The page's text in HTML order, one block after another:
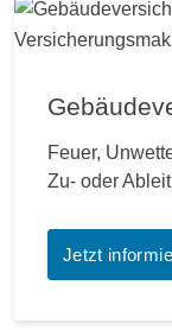
Feuer,
Zu- oder
Jetzt